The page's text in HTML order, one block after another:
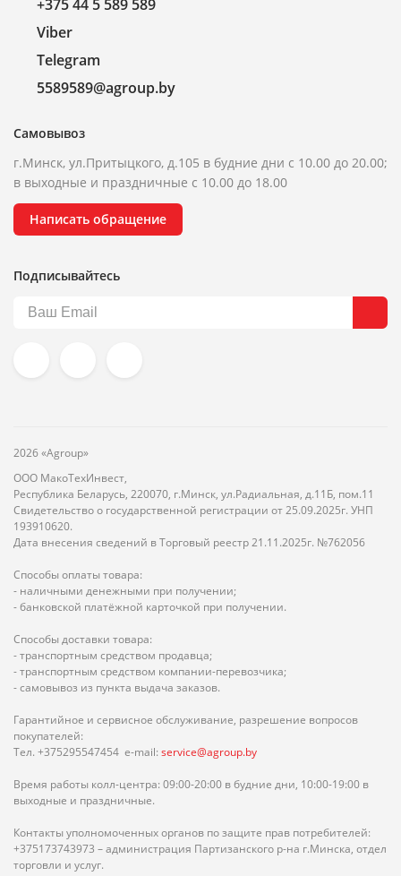
+375 44 5 589 589
Viber
Telegram
5589589@agroup.by
Самовывоз
г.Минск, ул.Притыцкого, д.105 в будние дни с 10.00 до 20.00;
в выходные и праздничные с 10.00 до 18.00
Написать обращение
Подписывайтесь
2026 «Agroup»
ООО МакоТехИнвест,
Республика Беларусь, 220070, г.Минск, ул.Радиальная, д.11Б, пом.11
Свидетельство о государственной регистрации от 25.09.2025г. УНП
193910620.
Дата внесения сведений в Торговый реестр 21.11.2025г. №762056
Способы оплаты товара:
- наличными денежными при получении;
- банковской платёжной карточкой при получении.
Способы доставки товара:
- транспортным средством продавца;
- транспортным средством компании-перевозчика;
- самовывоз из пункта выдача заказов.
Гарантийное и сервисное обслуживание, разрешение вопросов
покупателей:
Тел. +375295547454 e-mail: service@agroup.by
Время работы колл-центра: 09:00-20:00 в будние дни, 10:00-19:00 в
выходные и праздничные.
Контакты уполномоченных органов по защите прав потребителей:
+375173743973 – администрация Партизанского р-на г.Минска, отдел
торговли и услуг.